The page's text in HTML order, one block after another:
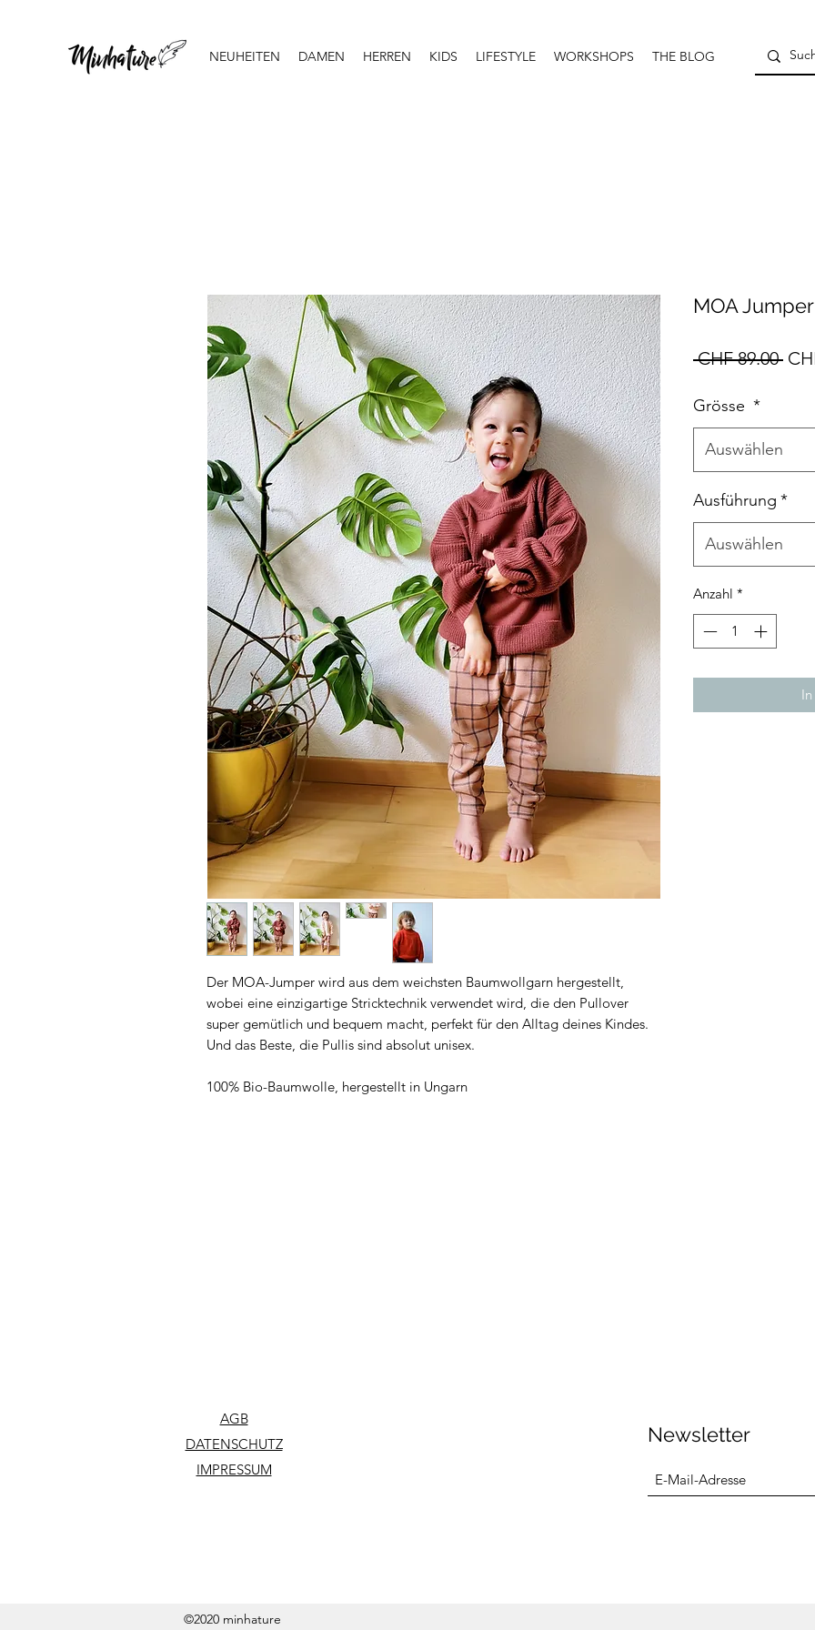
NEUHEITEN DAMEN HERREN KIDS LIFESTYLE WORKSHOPS THE BLOG
Der MOA-Jumper wird aus dem weichsten Baumwollgarn hergestellt,
wobei eine einzigartige Stricktechnik verwendet wird, die den Pullover
super gemütlich und bequem macht, perfekt für den Alltag deines Kindes.
Und das Beste, die Pullis sind absolut unisex.
100% Bio-Baumwolle, hergestellt in Ungarn
MOA
CHF 89.00
Grösse *
Auswählen
Ausführung *
Auswählen
Anzahl *
AGB
DATENSCHUTZ
IMPRESSUM
Newsletter
©2020 minhature